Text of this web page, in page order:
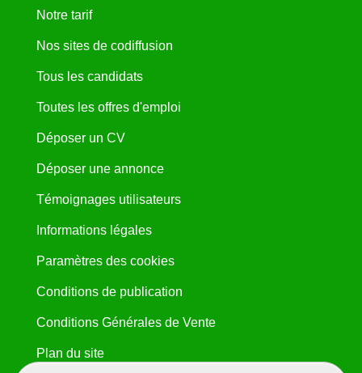
Notre tarif
Nos sites de codiffusion
Tous les candidats
Toutes les offres d'emploi
Déposer un CV
Déposer une annonce
Témoignages utilisateurs
Informations légales
Paramètres des cookies
Conditions de publication
Conditions Générales de Vente
Plan du site